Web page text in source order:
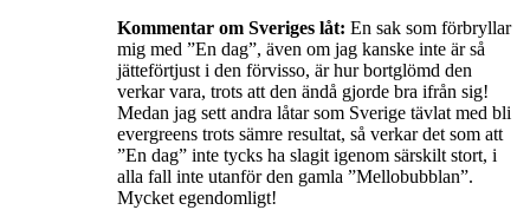
Kommentar om Sveriges låt: En sak som förbryllar
mig med ”En dag”, även om jag kanske inte är så
jätteförtjust i den förvisso, är hur bortglömd den
verkar vara, trots att den ändå gjorde bra ifrån sig!
Medan jag sett andra låtar som Sverige tävlat med bli
evergreens trots sämre resultat, så verkar det som att
”En dag” inte tycks ha slagit igenom särskilt stort, i
alla fall inte utanför den gamla ”Mellobubblan”.
Mycket egendomligt!